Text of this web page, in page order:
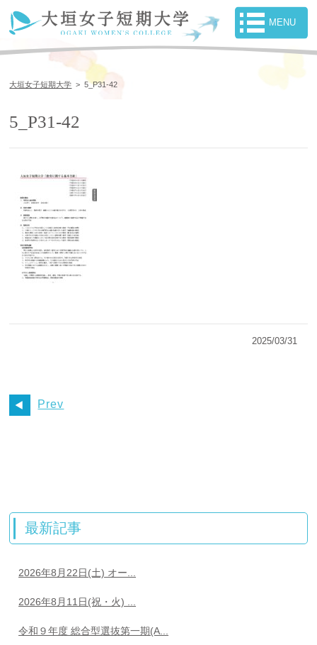
大垣女子短期大学 >5_P31-42
5_P31-42
2025/03/31
Prev
最新記事
2026年8月22日(土) オー...
2026年8月11日(祝・火) ...
令和９年度 総合型選抜第一期(A...